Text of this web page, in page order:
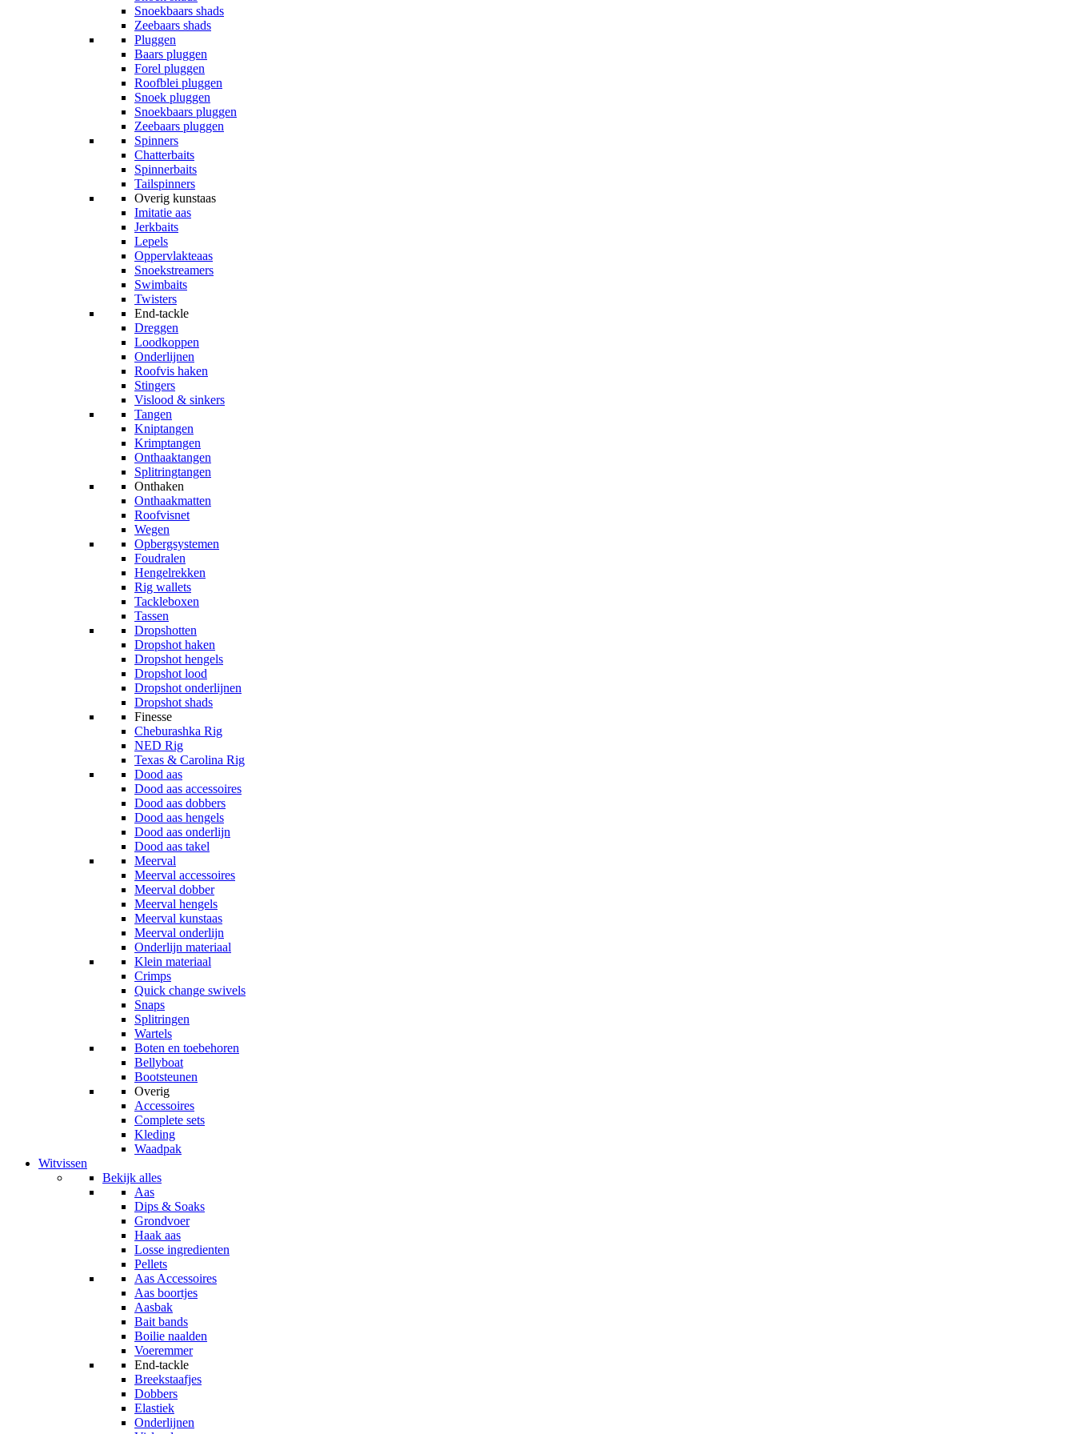
Snoekbaars shads
Zeebaars shads
Pluggen
Baars pluggen
Forel pluggen
Roofblei pluggen
Snoek pluggen
Snoekbaars pluggen
Zeebaars pluggen
Spinners
Chatterbaits
Spinnerbaits
Tailspinners
Overig kunstaas
Imitatie aas
Jerkbaits
Lepels
Oppervlakteaas
Snoekstreamers
Swimbaits
Twisters
End-tackle
Dreggen
Loodkoppen
Onderlijnen
Roofvis haken
Stingers
Vislood & sinkers
Tangen
Kniptangen
Krimptangen
Onthaaktangen
Splitringtangen
Onthaken
Onthaakmatten
Roofvisnet
Wegen
Opbergsystemen
Foudralen
Hengelrekken
Rig wallets
Tackleboxen
Tassen
Dropshotten
Dropshot haken
Dropshot hengels
Dropshot lood
Dropshot onderlijnen
Dropshot shads
Finesse
Cheburashka Rig
NED Rig
Texas & Carolina Rig
Dood aas
Dood aas accessoires
Dood aas dobbers
Dood aas hengels
Dood aas onderlijn
Dood aas takel
Meerval
Meerval accessoires
Meerval dobber
Meerval hengels
Meerval kunstaas
Meerval onderlijn
Onderlijn materiaal
Klein materiaal
Crimps
Quick change swivels
Snaps
Splitringen
Wartels
Boten en toebehoren
Bellyboat
Bootsteunen
Overig
Accessoires
Complete sets
Kleding
Waadpak
Witvissen
Bekijk alles
Aas
Dips & Soaks
Grondvoer
Haak aas
Losse ingredienten
Pellets
Aas Accessoires
Aas boortjes
Aasbak
Bait bands
Boilie naalden
Voeremmer
End-tackle
Breekstaafjes
Dobbers
Elastiek
Onderlijnen